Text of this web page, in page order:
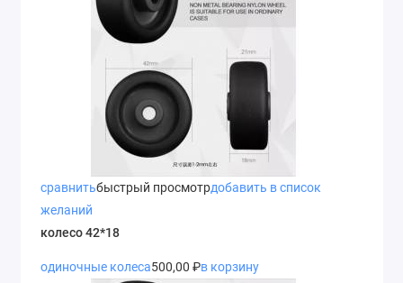
сравнитьбыстрый просмотрдобавить в список
желаний
колесо 42*18
одиночные колеса500,00 ₽в корзину